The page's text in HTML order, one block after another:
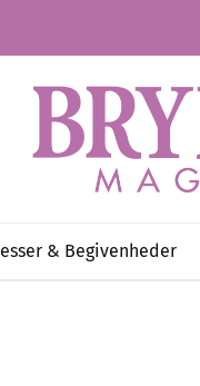
& Begivenheder